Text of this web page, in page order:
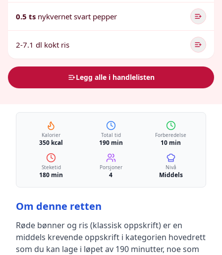
0.5 ts nykvernet svart pepper
2-7.1 dl kokt ris
Legg alle i handlelisten
Kalorier
350 kcal
Total tid
190 min
Forberedelse
10 min
Steketid
180 min
Porsjoner
4
Nivå
Middels
Om denne retten
Røde bønner og ris (klassisk oppskrift) er en
middels krevende oppskrift i kategorien hovedrett
som du kan lage i løpet av 190 minutter, noe som